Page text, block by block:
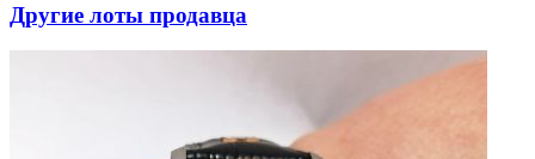
Другие лоты продавца